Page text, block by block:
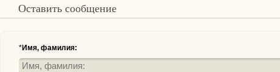
Оставить сообщение
*Имя, фамилия: